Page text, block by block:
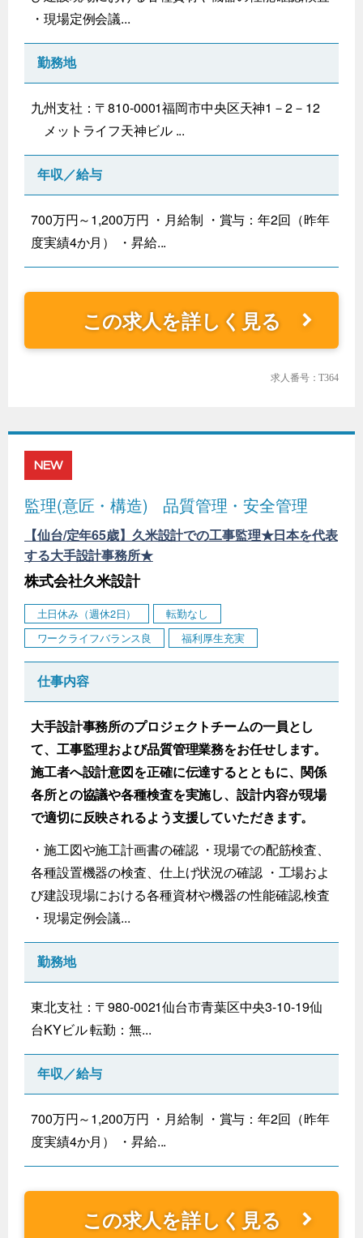
・現場定例会議...
勤務地
九州支社：〒810-0001福岡市中央区天神1－2－12
メットライフ天神ビル ...
年収／給与
700万円～1,200万円 ・月給制 ・賞与：年2回（昨年
度実績4か月） ・昇給...
この求人を詳しく見る
求人番号：T364
NEW
監理(意匠・構造) 品質管理・安全管理
【仙台/定年65歳】久米設計での工事監理★日本を代表
する大手設計事務所★
株式会社久米設計
土日休み（週休2日）
転勤なし
ワークライフバランス良
福利厚生充実
仕事内容
大手設計事務所のプロジェクトチームの一員とし
て、工事監理および品質管理業務をお任せします。
施工者へ設計意図を正確に伝達するとともに、関係
各所との協議や各種検査を実施し、設計内容が現場
で適切に反映されるよう支援していただきます。
・施工図や施工計画書の確認 ・現場での配筋検査、
各種設置機器の検査、仕上げ状況の確認 ・工場およ
び建設現場における各種資材や機器の性能確認,検査
・現場定例会議...
勤務地
東北支社：〒980-0021仙台市青葉区中央3-10-19仙
台KYビル 転勤：無...
年収／給与
700万円～1,200万円 ・月給制 ・賞与：年2回（昨年
度実績4か月） ・昇給...
この求人を詳しく見る